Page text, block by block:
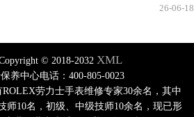
26-06-18
© 2018-2032 XML
养中心电话：400-805-0023
劳力士手表维修专家30余名，其中
师10名，初级、中级技师10余名，现已形